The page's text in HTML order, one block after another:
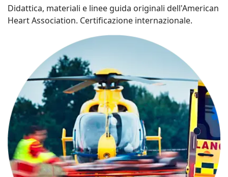
Didattica, materiali e linee guida originali dell'American
Heart Association. Certificazione internazionale.